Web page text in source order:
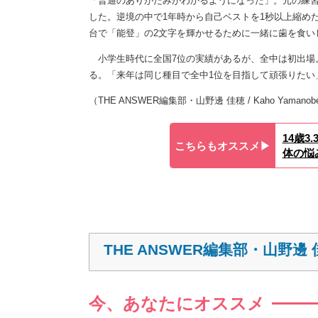
した。逆境の中で1年時から自己ベストを1秒以上縮
台で「能登」の2文字を輝かせるために一緒に歯を食
小学生時代に全国7位の実績があるが、全中は初出
る。「来年は同じ種目で全中1位を目指して頑張りた
（THE ANSWER編集部・山野邊 佳穂 / Kaho
こちらもオススメ▶︎
14歳
体の悩
THE ANSWER編集部・山野邊
今、あなたにオススメ